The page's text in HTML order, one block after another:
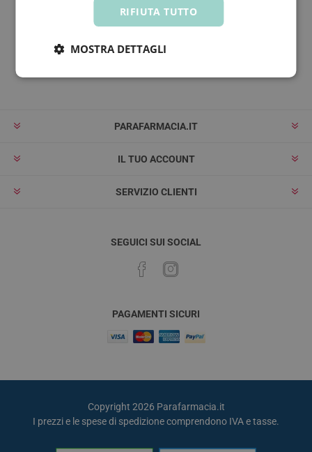
Rimaniamo in contatto!
PARAFARMACIA.IT
IL TUO ACCOUNT
SERVIZIO CLIENTI
SEGUICI SUI SOCIAL
PAGAMENTI SICURI
Copyright 2026 Parafarmacia.it
I prezzi e le spese di spedizione comprendono IVA e tasse.
RIFIUTA TUTTO
MOSTRA DETTAGLI